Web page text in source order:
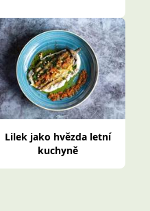
Lilek jako hvězda letní
kuchyně